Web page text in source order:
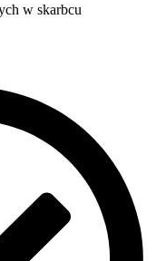
w skarbcu